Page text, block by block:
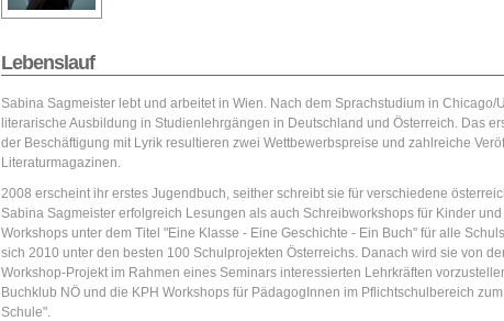
Lebenslauf
Sabina Sagmeister lebt und arbeitet in Wien. Nach dem Sprachstudium in Chicago/
literarische Ausbildung in Studienlehrgängen in Deutschland und Österreich. Das
der Beschäftigung mit Lyrik resultieren zwei Wettbewerbspreise und zahlreiche
Literaturmagazinen.
2008 erscheint ihr erstes Jugendbuch, seither schreibt sie für verschiedene
Sabina Sagmeister erfolgreich Lesungen als auch Schreibworkshops für Kinder
Workshops unter dem Titel "Eine Klasse - Eine Geschichte - Ein Buch" für alle
sich 2010 unter den besten 100 Schulprojekten Österreichs. Danach wird sie von
Workshop-Projekt im Rahmen eines Seminars interessierten Lehrkräften
Buchklub NÖ und die KPH Workshops für PädagogInnen im Pflichtschulbereich
Schule".